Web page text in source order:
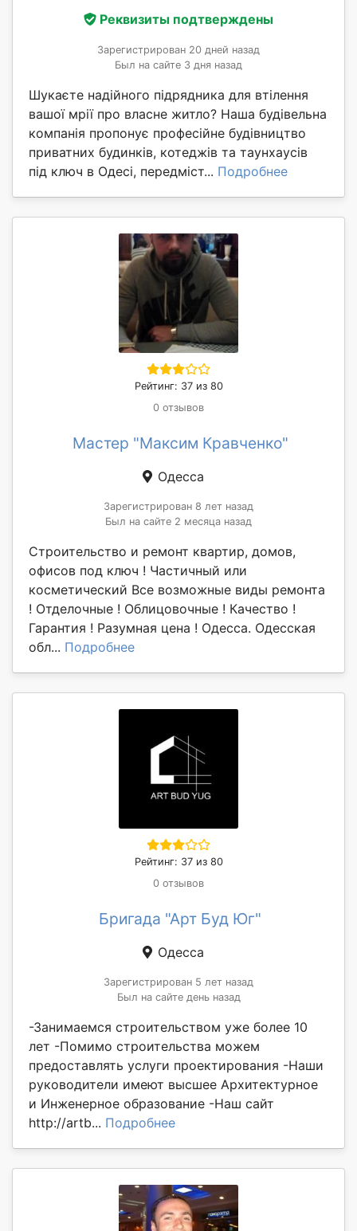
Реквизиты подтверждены
Зарегистрирован 20 дней назад
Был на сайте 3 дня назад
Шукаєте надійного підрядника для втілення
вашої мрії про власне житло? Наша будівельна
компанія пропонує професійне будівництво
приватних будинків, котеджів та таунхаусів
під ключ в Одесі, передміст... Подробнее
Рейтинг: 37 из 80
0 отзывов
Мастер "Максим Кравченко"
Одесса
Зарегистрирован 8 лет назад
Был на сайте 2 месяца назад
Строительство и ремонт квартир, домов,
офисов под ключ ! Частичный или
косметический Все возможные виды ремонта
! Отделочные ! Облицовочные ! Качество !
Гарантия ! Разумная цена ! Одесса. Одесская
обл... Подробнее
Рейтинг: 37 из 80
0 отзывов
Бригада "Арт Буд Юг"
Одесса
Зарегистрирован 5 лет назад
Был на сайте день назад
-Занимаемся строительством уже более 10
лет -Помимо строительства можем
предоставлять услуги проектирования -Наши
руководители имеют высшее Архитектурное
и Инженерное образование -Наш сайт
http://artb... Подробнее